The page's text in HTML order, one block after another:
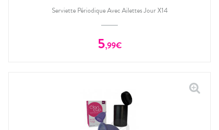
Serviette Périodique Avec Ailettes Jour X14
5,99€